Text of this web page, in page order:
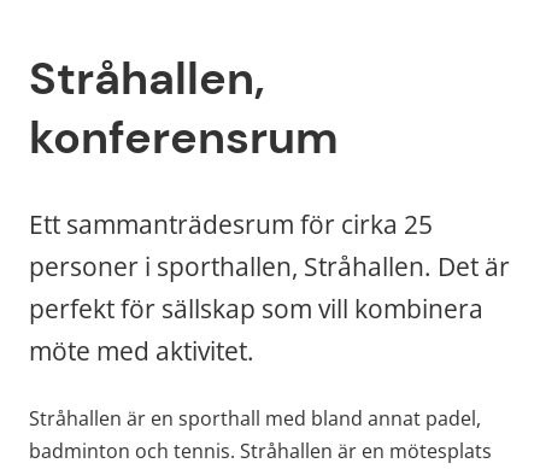
Stråhallen,
konferensrum
Ett sammanträdesrum för cirka 25
personer i sporthallen, Stråhallen. Det är
perfekt för sällskap som vill kombinera
möte med aktivitet.
Stråhallen är en sporthall med bland annat padel,
badminton och tennis. Stråhallen är en mötesplats